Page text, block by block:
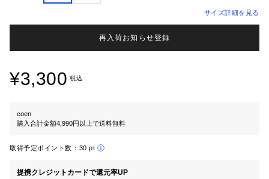
サイズ詳細を見る
再入荷お知らせ登録
¥3,300 税込
coen
購入合計金額4,990円以上で送料無料
取得予定ポイント数： 30 pt
提携クレジットカードで還元率UP